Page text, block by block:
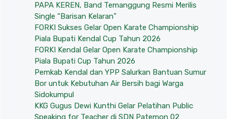
PAPA KEREN, Band Temanggung Resmi Merilis
Single “Barisan Kelaran”
FORKI Sukses Gelar Open Karate Championship
Piala Bupati Kendal Cup Tahun 2026
FORKI Kendal Gelar Open Karate Championship
Piala Bupati Cup Tahun 2026
Pemkab Kendal dan YPP Salurkan Bantuan Sumur
Bor untuk Kebutuhan Air Bersih bagi Warga
Sidokumpul
KKG Gugus Dewi Kunthi Gelar Pelatihan Public
Speaking for Teacher di SDN Patemon 02